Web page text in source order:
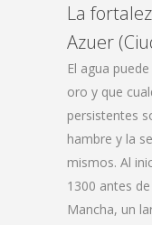
La
Azuer
El agua
oro y que
persistentes
hambre y la
mismos. Al
1300 antes
Mancha, un